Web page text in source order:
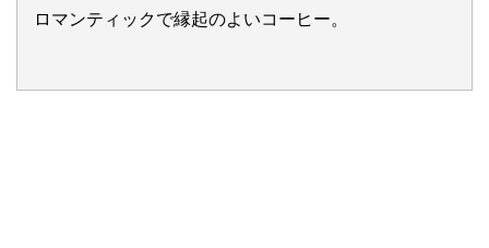
ロマンティックで縁起のよいコーヒー。